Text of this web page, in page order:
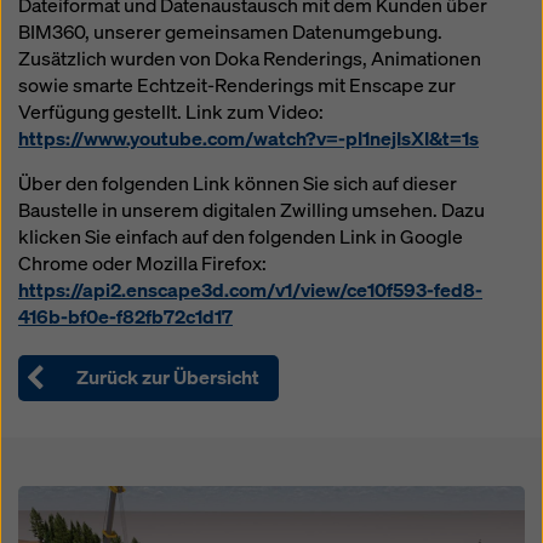
Dateiformat und Datenaustausch mit dem Kunden über
BIM360, unserer gemeinsamen Datenumgebung.
Zusätzlich wurden von Doka Renderings, Animationen
sowie smarte Echtzeit-Renderings mit Enscape zur
Verfügung gestellt. Link zum Video:
https://www.youtube.com/watch?v=-pI1nejIsXI&t=1s
Über den folgenden Link können Sie sich auf dieser
Baustelle in unserem digitalen Zwilling umsehen. Dazu
klicken Sie einfach auf den folgenden Link in Google
Chrome oder Mozilla Firefox:
https://api2.enscape3d.com/v1/view/ce10f593-fed8-
416b-bf0e-f82fb72c1d17
Zurück zur Übersicht
Überwachungszwecken unterliegen und dagegen
keine wirksamen Rechtsbehelfe zur Verfügung
stehen. Sie können alle einwilligungspflichtigen
Cookies ablehnen, indem Sie auf "Ablehnen" klicken
oder IhreCookie Einstellungenanpassen, indem Sie
auf Cookie Einstellungen am Ende dieser Website
verwenden. Sie können Ihre Einwilligung jederzeit
grundlos mit Wirkung für die Zukunft widerrufen,
indem Sie zB aufCookie Einstellungenam Ende
dieser Website klicken.
Weitere Informationen zu unseren Cookies finden Sie
auch die Möglichkeit, Ihre Cookies auszuwählen
(Erweiterte Cookie-Einstellungen).